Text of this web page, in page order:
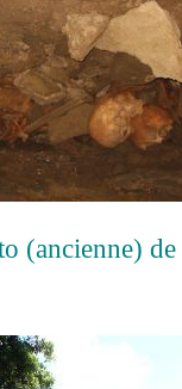
(ancienne) de